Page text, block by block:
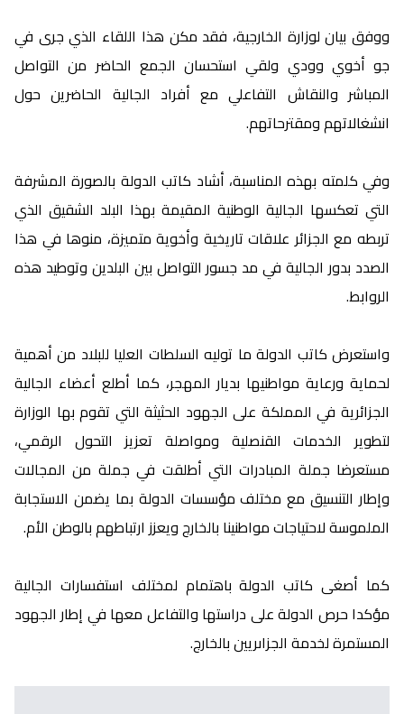
ووفق بيان لوزارة الخارجية، فقد مكن هذا اللقاء الذي جرى في
جو أخوي وودي ولقي استحسان الجمع الحاضر من التواصل
المباشر والنقاش التفاعلي مع أفراد الجالية الحاضرين حول
انشغالاتهم ومقترحاتهم.
وفي كلمته بهذه المناسبة، أشاد كاتب الدولة بالصورة المشرفة
التي تعكسها الجالية الوطنية المقيمة بهذا البلد الشقيق الذي
تربطه مع الجزائر علاقات تاريخية وأخوية متميزة، منوها في هذا
الصدد بدور الجالية في مد جسور التواصل بين البلدين وتوطيد هذه
الروابط.
واستعرض كاتب الدولة ما توليه السلطات العليا للبلاد من أهمية
لحماية ورعاية مواطنيها بديار المهجر، كما أطلع أعضاء الجالية
الجزائرية في المملكة على الجهود الحثيثة التي تقوم بها الوزارة
لتطوير الخدمات القنصلية ومواصلة تعزيز التحول الرقمي،
مستعرضا جملة المبادرات التي أطلقت في جملة من المجالات
وإطار التنسيق مع مختلف مؤسسات الدولة بما يضمن الاستجابة
الملموسة لاحتياجات مواطنينا بالخارج ويعزز ارتباطهم بالوطن الأم.
كما أصغى كاتب الدولة باهتمام لمختلف استفسارات الجالية
مؤكدا حرص الدولة على دراستها والتفاعل معها في إطار الجهود
المستمرة لخدمة الجزاىريين بالخارج.